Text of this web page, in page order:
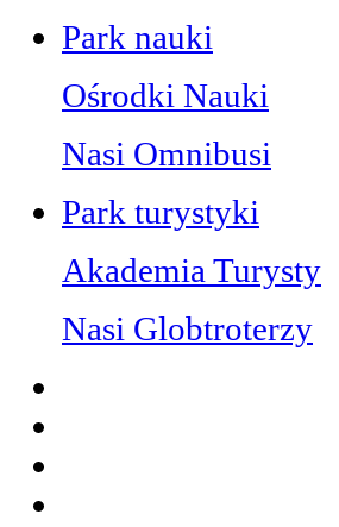
Park nauki
Ośrodki Nauki
Nasi Omnibusi
Park turystyki
Akademia Turysty
Nasi Globtroterzy